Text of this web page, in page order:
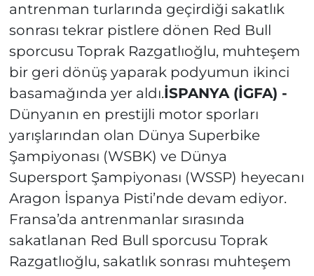
antrenman turlarında geçirdiği sakatlık
sonrası tekrar pistlere dönen Red Bull
sporcusu Toprak Razgatlıoğlu, muhteşem
bir geri dönüş yaparak podyumun ikinci
basamağında yer aldı.İSPANYA (İGFA) -
Dünyanın en prestijli motor sporları
yarışlarından olan Dünya Superbike
Şampiyonası (WSBK) ve Dünya
Supersport Şampiyonası (WSSP) heyecanı
Aragon İspanya Pisti’nde devam ediyor.
Fransa’da antrenmanlar sırasında
sakatlanan Red Bull sporcusu Toprak
Razgatlıoğlu, sakatlık sonrası muhteşem